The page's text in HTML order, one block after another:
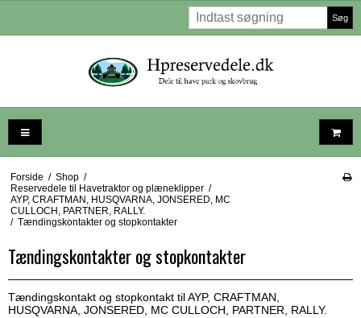
Søg
Forside / Shop /
Reservedele til Havetraktor og plæneklipper /
AYP, CRAFTMAN, HUSQVARNA, JONSERED, MC
CULLOCH, PARTNER, RALLY.
/ Tændingskontakter og stopkontakter
Tændingskontakter og stopkontakter
Tændingskontakt og stopkontakt til AYP, CRAFTMAN,
HUSQVARNA, JONSERED, MC CULLOCH, PARTNER, RALLY.